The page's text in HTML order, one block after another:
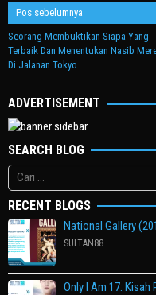
Navigasi
pos
Pos sebelumnya
Seorang Membuktikan Siapa Yang
Terbaik Dan Menentukan Nasib
Di Jalanan Tokyo
ADVERTISEMENT
SEARCH BLOG
Cari
untuk:
RECENT BLOGS
National Gallery
SULTAN88
Only I Am 17: Kisah